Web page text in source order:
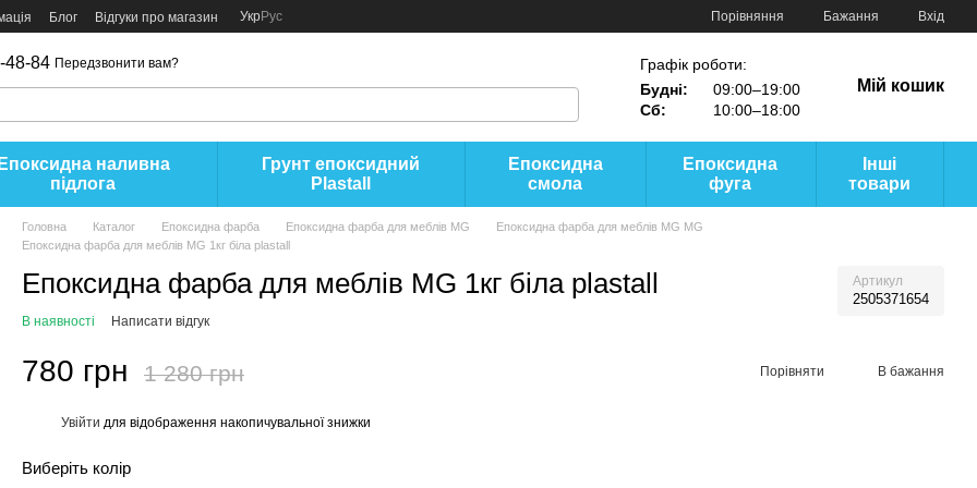
Блог Відгуки про магазин УкрРус Порівняння Бажання Вхід
48-84 Передзвонити вам?
Графік роботи:
Будні:
09:00–19:00
Сб:
10:00–18:00
Мій кошик
Епоксидна наливна
підлога
Грунт епоксидний
Plastall
Епоксидна
смола
Епоксидна
фуга
Інші
товари
Головна Каталог Епоксидна фарба Епоксидна фарба для меблів MG
Епоксидна фарба для меблів MG MG
Епоксидна фарба для меблів MG 1кг біла plastall
Епоксидна фарба для меблів MG 1кг біла plastall Артикул
2505371654
В наявності Написати відгук
780 грн 1 280 грн Порівняти В бажання
Увійти для відображення накопичувальної знижки
Виберіть колір